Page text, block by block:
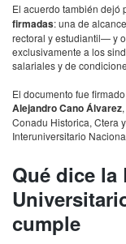
El acuerdo también dejó
firmadas: una de
rectoral y estudiantil— y
exclusivamente a los
salariales y de
El documento fue
Alejandro Cano Álvarez
Conadu Historica, Ctera
Interuniversitario
Qué dice la
cumple